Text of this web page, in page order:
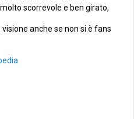
scorrevole e ben girato,
anche se non si è fans